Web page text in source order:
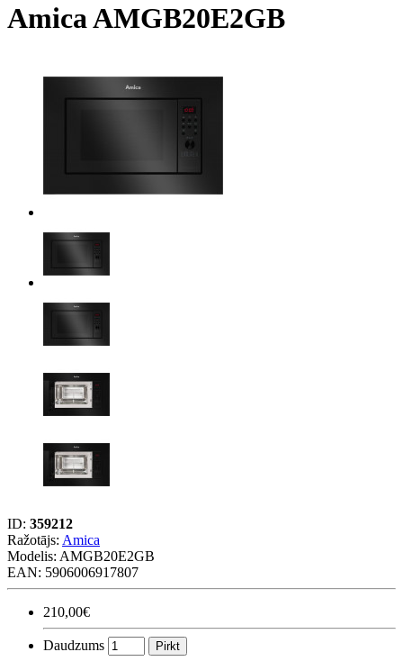
Amica AMGB20E2GB
ID: 359212
Ražotājs: Amica
Modelis: AMGB20E2GB
EAN: 5906006917807
210,00€
Daudzums Pirkt